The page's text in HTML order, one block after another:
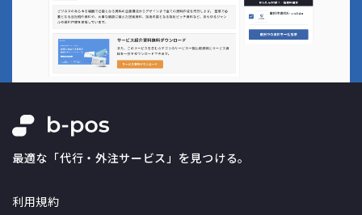
最適な「代行・外注サービス」を見つける。
利用規約